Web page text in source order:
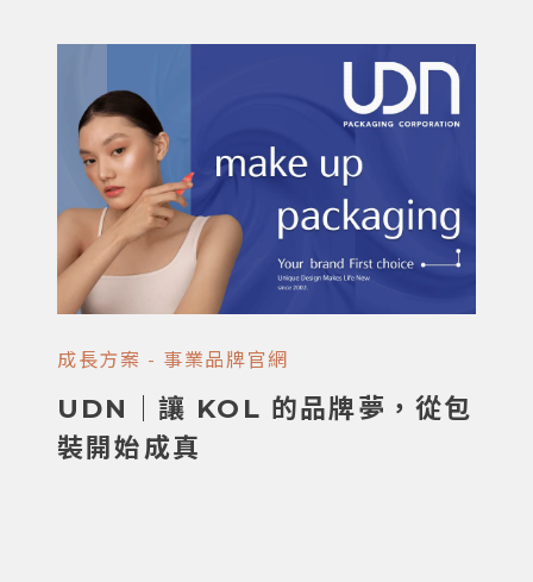
成長方案 - 事業品牌官網
UDN｜讓 KOL 的品牌夢，從包
裝開始成真